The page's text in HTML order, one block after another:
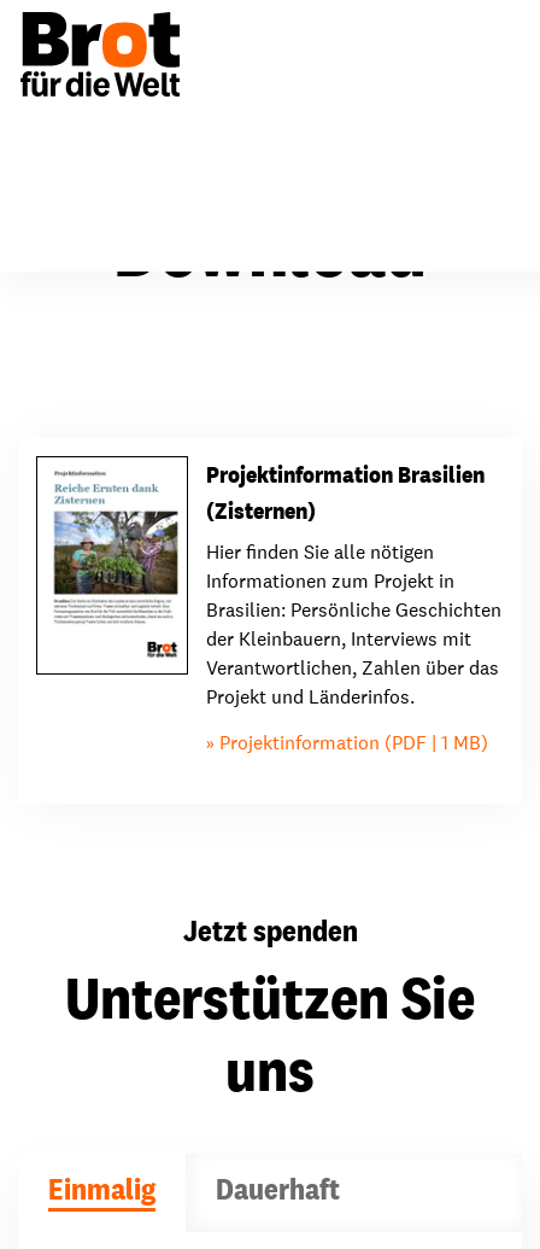
Download
Projektinformation Brasilien
(Zisternen)
Hier finden Sie alle nötigen
Informationen zum Projekt in
Brasilien: Persönliche Geschichten
der Kleinbauern, Interviews mit
Verantwortlichen, Zahlen über das
Projekt und Länderinfos.
Projektinformation (PDF | 1 MB)
Jetzt spenden
Unterstützen Sie
uns
Einmalig Dauerhaft